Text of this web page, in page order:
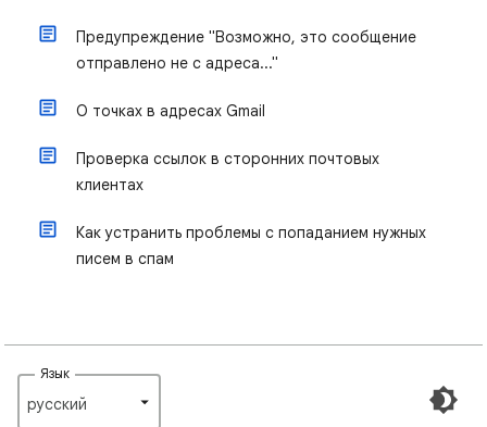
Предупреждение "Возможно, это сообщение
отправлено не с адреса..."
О точках в адресах Gmail
Проверка ссылок в сторонних почтовых
клиентах
Как устранить проблемы с попаданием нужных
писем в спам
Язык
русский‎